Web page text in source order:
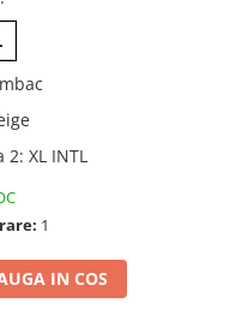
2: XL INTL
1
IN COS